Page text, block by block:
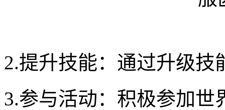
2.提升技能：通过升级
3.参与活动：积极参加世